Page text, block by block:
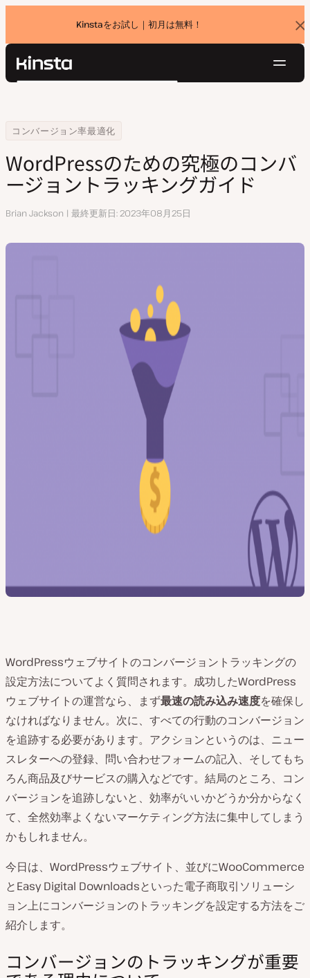
Kinstaをお試し｜初月は無料！
バ
ナ
Kinsta®
ョ
価格設定
お問い合わせ
検
Home
リソースセンター
コンバージョン率最適化
WordPressのための究極のコンバージョントラッキングガイド
WordPressのための究極のコンバ
ージョントラッキングガイド
執
Brian Jackson 最終更新日 2023年08月25日
WordPressウェブサイトのコンバージョントラッキングの
設定方法についてよく質問されます。成功したWordPress
ウェブサイトの運営なら、まず最速の読み込み速度を確保し
なければなりません。次に、すべての行動のコンバージョン
を追跡する必要があります。アクションというのは、ニュー
スレターへの登録、問い合わせフォームの記入、そしてもち
ろん商品及びサービスの購入などです。結局のところ、コン
バージョンを追跡しないと、効率がいいかどうか分からなく
て、全然効率よくないマーケティング方法に集中してしまう
かもしれません。
今日は、WordPressウェブサイト、並びにWooCommerce
とEasy Digital Downloadsといった電子商取引ソリューシ
ョン上にコンバージョンのトラッキングを設定する方法をご
紹介します。
コンバージョンのトラッキングが重要